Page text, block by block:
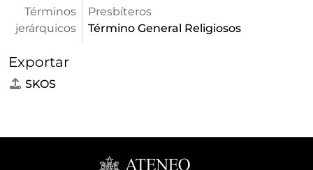
Términos
jerárquicos
Presbíteros
Término General Religiosos
Exportar
SKOS